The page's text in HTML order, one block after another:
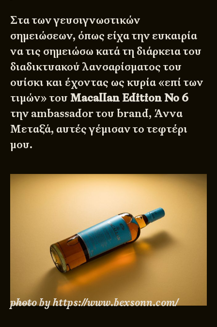
Στα των γευσιγνωστικών
σημειώσεων, όπως είχα την ευκαιρία
να τις σημειώσω κατά τη διάρκεια του
διαδικτυακού λανσαρίσματος του
ουίσκι και έχοντας ως κυρία «επί των
τιμών» του Macallan Edition No 6
την ambassador του brand, Άννα
Μεταξά, αυτές γέμισαν το τεφτέρι
μου.
photo by https://www.bexsonn.com/